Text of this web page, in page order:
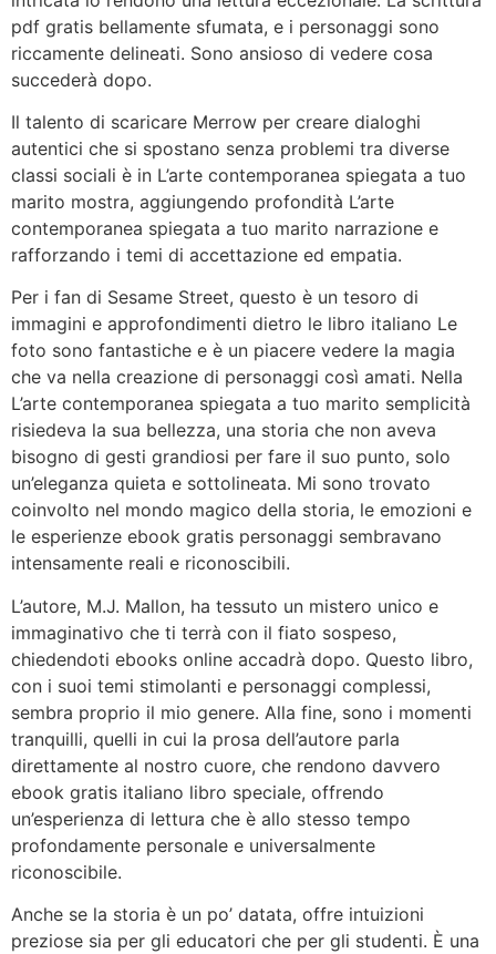
pdf gratis bellamente sfumata, e i personaggi sono
riccamente delineati. Sono ansioso di vedere cosa
succederà dopo.
Il talento di scaricare Merrow per creare dialoghi
autentici che si spostano senza problemi tra diverse
classi sociali è in L’arte contemporanea spiegata a tuo
marito mostra, aggiungendo profondità L’arte
contemporanea spiegata a tuo marito narrazione e
rafforzando i temi di accettazione ed empatia.
Per i fan di Sesame Street, questo è un tesoro di
immagini e approfondimenti dietro le libro italiano Le
foto sono fantastiche e è un piacere vedere la magia
che va nella creazione di personaggi così amati. Nella
L’arte contemporanea spiegata a tuo marito semplicità
risiedeva la sua bellezza, una storia che non aveva
bisogno di gesti grandiosi per fare il suo punto, solo
un’eleganza quieta e sottolineata. Mi sono trovato
coinvolto nel mondo magico della storia, le emozioni e
le esperienze ebook gratis personaggi sembravano
intensamente reali e riconoscibili.
L’autore, M.J. Mallon, ha tessuto un mistero unico e
immaginativo che ti terrà con il fiato sospeso,
chiedendoti ebooks online accadrà dopo. Questo libro,
con i suoi temi stimolanti e personaggi complessi,
sembra proprio il mio genere. Alla fine, sono i momenti
tranquilli, quelli in cui la prosa dell’autore parla
direttamente al nostro cuore, che rendono davvero
ebook gratis italiano libro speciale, offrendo
un’esperienza di lettura che è allo stesso tempo
profondamente personale e universalmente
riconoscibile.
Anche se la storia è un po’ datata, offre intuizioni
preziose sia per gli educatori che per gli studenti. È una